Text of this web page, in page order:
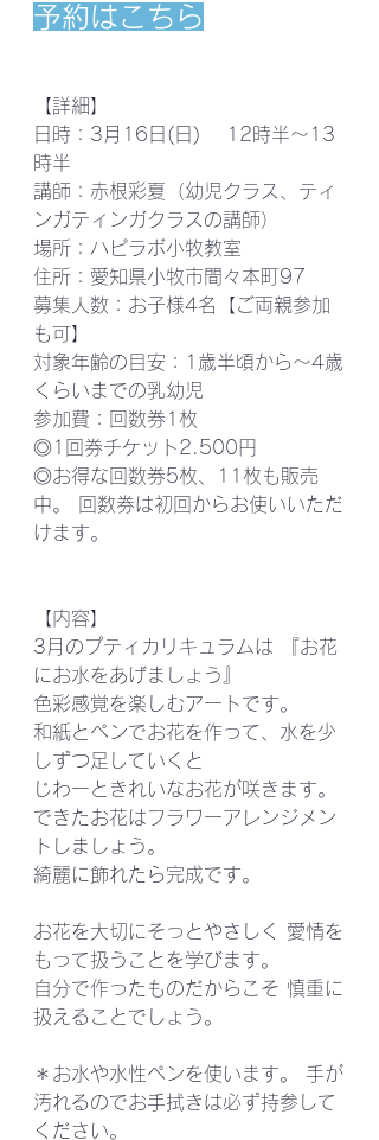
予約はこちら
【詳細】
日時：3月16日(日) 　12時半～13
時半
講師：赤根彩夏（幼児クラス、ティ
ンガティンガクラスの講師）
場所：ハピラボ小牧教室
住所：愛知県小牧市間々本町97
募集人数：お子様4名【ご両親参加
も可】
対象年齢の目安：1歳半頃から～4歳
くらいまでの乳幼児
参加費：回数券1枚
◎1回券チケット2.500円
◎お得な回数券5枚、11枚も販売
中。 回数券は初回からお使いいただ
けます。
【内容】
3月のプティカリキュラムは 『お花
にお水をあげましょう』
色彩感覚を楽しむアートです。
和紙とペンでお花を作って、水を少
しずつ足していくと
じわーときれいなお花が咲きます。
できたお花はフラワーアレンジメン
トしましょう。
綺麗に飾れたら完成です。
お花を大切にそっとやさしく 愛情を
もって扱うことを学びます。
自分で作ったものだからこそ 慎重に
扱えることでしょう。
＊お水や水性ペンを使います。 手が
汚れるのでお手拭きは必ず持参して
ください。